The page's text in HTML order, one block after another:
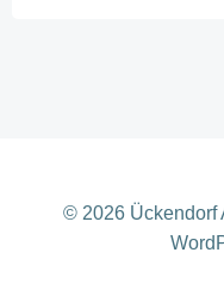
© 2026 Ückendorf